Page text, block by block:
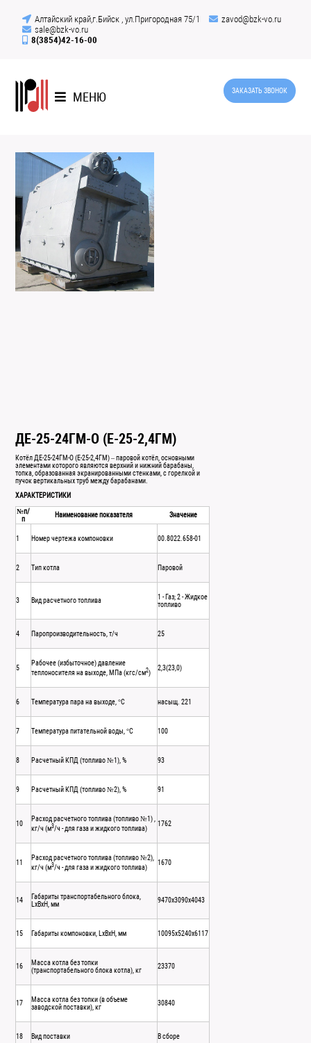
Алтайский край,г.Бийск , ул.Пригородная 75/1
zavod@bzk-vo.ru
sale@bzk-vo.ru
8(3854)42-16-00
МЕНЮ ЗАКАЗАТЬ ЗВОНОК
ДЕ-25-24ГМ-О (Е-25-2,4ГМ)
Котёл ДЕ-25-24ГМ-О (Е-25-2,4ГМ) – паровой котёл, основными
элементами которого являются верхний и нижний барабаны,
топка, образованная экранированными стенками, с горелкой и
пучок вертикальных труб между барабанами.
ХАРАКТЕРИСТИКИ
№п/
п
Наименование показателя Значение
1 Номер чертежа компоновки 00.8022.658-01
2 Тип котла Паровой
3 Вид расчетного топлива
1 - Газ; 2 - Жидкое
топливо
4 Паропроизводительность, т/ч 25
5
Рабочее (избыточное) давление
теплоносителя на выходе, МПа (кгс/см2)
2,3(23,0)
6 Температура пара на выходе, °С насыщ. 221
7 Температура питательной воды, °С 100
8 Расчетный КПД (топливо №1), % 93
9 Расчетный КПД (топливо №2), % 91
10
Расход расчетного топлива (топливо №1) ,
кг/ч (м3/ч - для газа и жидкого топлива)
1762
11
Расход расчетного топлива (топливо №2),
кг/ч (м3/ч - для газа и жидкого топлива)
1670
14
Габариты транспортабельного блока,
LxBxH, мм
9470х3090х4043
15 Габариты компоновки, LxBxH, мм 10095х5240х6117
16
Масса котла без топки
(транспортабельного блока котла), кг
23370
17
Масса котла без топки (в объеме
заводской поставки), кг
30840
18 Вид поставки В сборе